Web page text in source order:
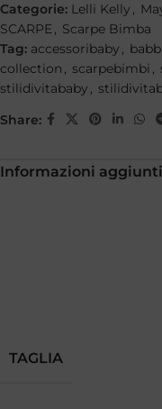
Categorie: Lelli Kelly ,
SCARPE, Scarpe Bimba
Tag: accessoribaby ,
collection , scarpebimbi ,
stilidivitababy ,
Share:
Informazioni
TAGLIA